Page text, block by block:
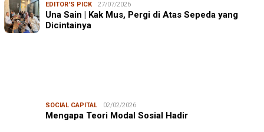
EDITOR'S PICK 27/07/2026
Una Sain | Kak Mus, Pergi di Atas Sepeda yang
Dicintainya
SOCIAL CAPITAL 02/02/2026
Mengapa Teori Modal Sosial Hadir